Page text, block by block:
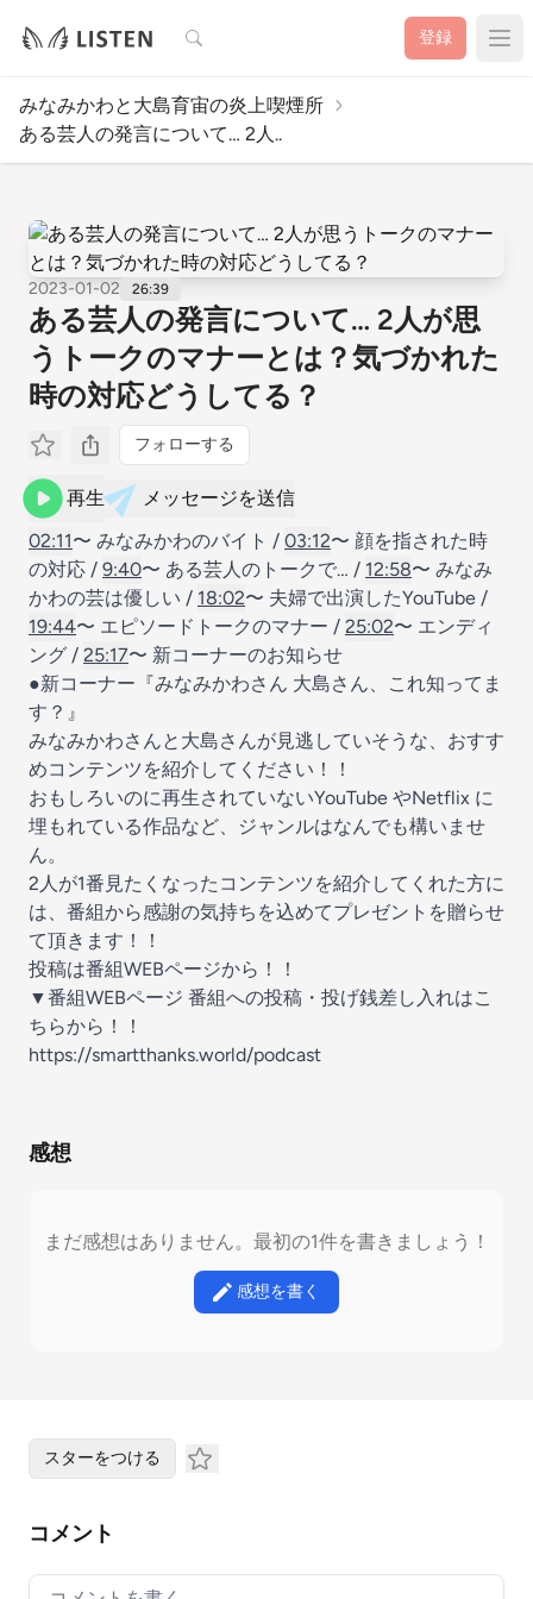
検索 登録
みなみかわと大島育宙の炎上喫煙所
ある芸人の発言について… 2人..
2023-01-02 26:39
ある芸人の発言について… 2人が思
うトークのマナーとは？気づかれた
時の対応どうしてる？
フォローする
再生
メッセージを送信
02:11〜 みなみかわのバイト / 03:12〜 顔を指された時
の対応 / 9:40〜 ある芸人のトークで… / 12:58〜 みなみ
かわの芸は優しい / 18:02〜 夫婦で出演したYouTube /
19:44〜 エピソードトークのマナー / 25:02〜 エンディ
ング / 25:17〜 新コーナーのお知らせ
●新コーナー『みなみかわさん 大島さん、これ知ってま
す？』
みなみかわさんと大島さんが見逃していそうな、おすす
めコンテンツを紹介してください！！
おもしろいのに再生されていないYouTube やNetflix に
埋もれている作品など、ジャンルはなんでも構いませ
ん。
2人が1番見たくなったコンテンツを紹介してくれた方に
は、番組から感謝の気持ちを込めてプレゼントを贈らせ
て頂きます！！
投稿は番組WEBページから！！
▼番組WEBページ 番組への投稿・投げ銭差し入れはこ
ちらから！！
https://smartthanks.world/podcast
感想
まだ感想はありません。最初の1件を書きましょう！
感想を書く
スターをつける
コメント